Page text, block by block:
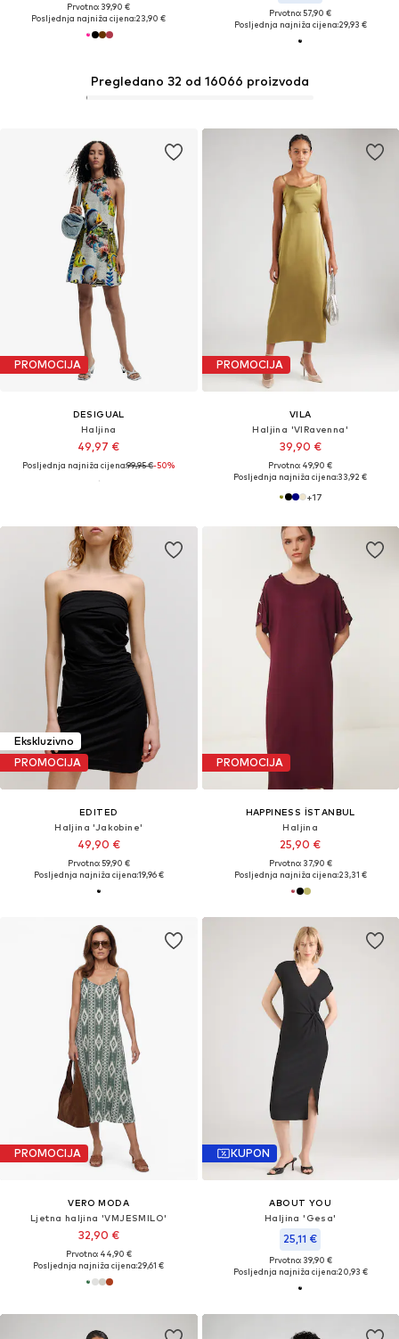
Prvotno: 39,90 €
Posljednja najniža cijena:23,90 €
Prvotno: 57,90 €
Posljednja najniža cijena:29,93 €
PROMOCIJA
DESIGUAL
Haljina
49,97 €
Posljednja najniža cijena:99,95 €-50%
PROMOCIJA
VILA
Haljina 'VIRavenna'
39,90 €
Prvotno: 49,90 €
Posljednja najniža cijena:33,92 €
+17
Ekskluzivno
PROMOCIJA
EDITED
Haljina 'Jakobine'
49,90 €
Prvotno: 59,90 €
Posljednja najniža cijena:19,96 €
PROMOCIJA
HAPPINESS İSTANBUL
Haljina
25,90 €
Prvotno: 37,90 €
Posljednja najniža cijena:23,31 €
Pregledano 32 od 16066 proizvoda
PROMOCIJA
VERO MODA
Ljetna haljina 'VMJESMILO'
32,90 €
Prvotno: 44,90 €
Posljednja najniža cijena:29,61 €
KUPON
ABOUT YOU
Haljina 'Gesa'
25,11 €
Prvotno: 39,90 €
Posljednja najniža cijena:20,93 €